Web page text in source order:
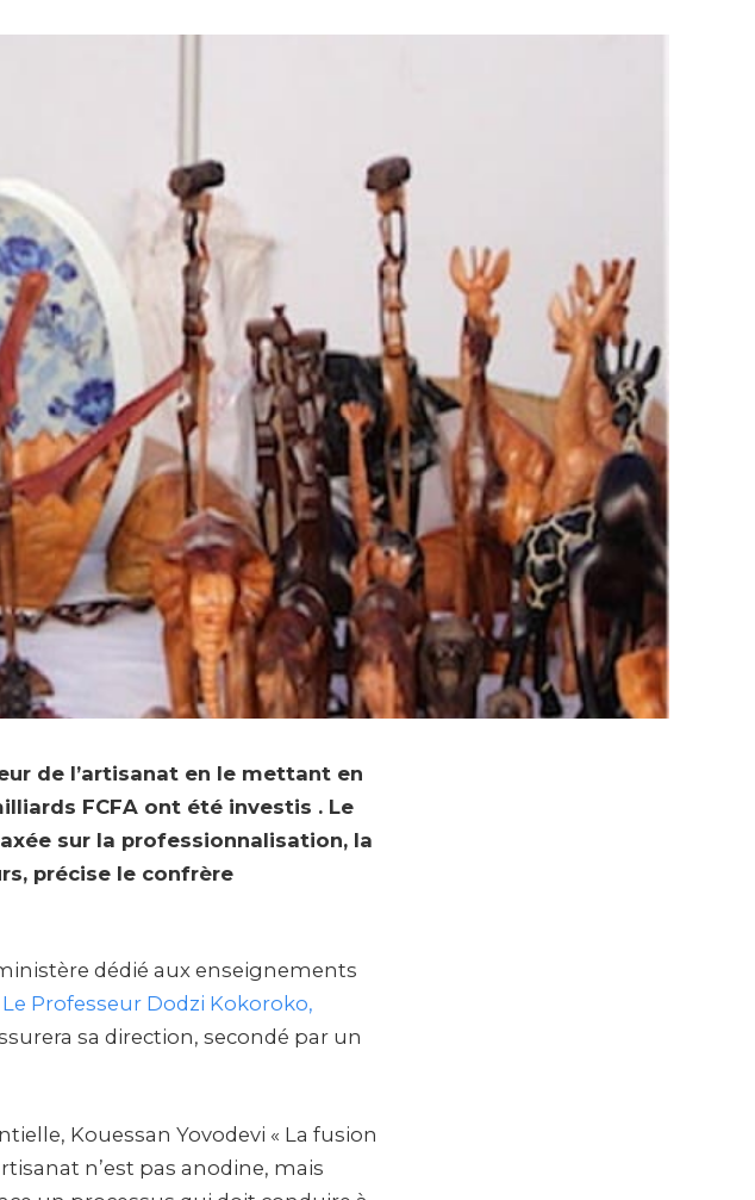
de l’artisanat en le mettant en
FCFA ont été investis . Le
sur la professionnalisation, la
précise le confrère
dédié aux enseignements
Le Professeur Dodzi Kokoroko,
sa direction, secondé par un
Kouessan Yovodevi « La fusion
n’est pas anodine, mais